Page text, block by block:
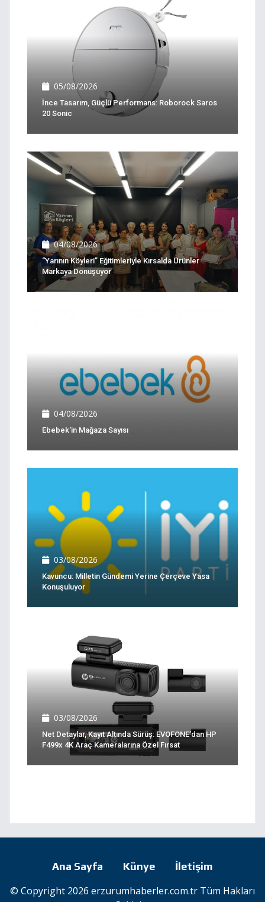
05/08/2026
İnce Tasarım, Güçlü Performans: Roborock Saros
20 Sonic
04/08/2026
“Yarının Köyleri” Eğitimleriyle Kırsalda Ürünler
Markaya Dönüşüyor
04/08/2026
Ebebek'in Mağaza Sayısı
03/08/2026
Kavuncu: Milletin Gündemi Yerine Çerçeve Yasa
Konuşuluyor
03/08/2026
Net Detaylar, Kayıt Altında Sürüş: EVOFONE’dan HP
F499x 4K Araç Kameralarına Özel Fırsat
Ana Sayfa Künye İletişim
© Copyright 2026 erzurumhaberler.com.tr Tüm Hakları